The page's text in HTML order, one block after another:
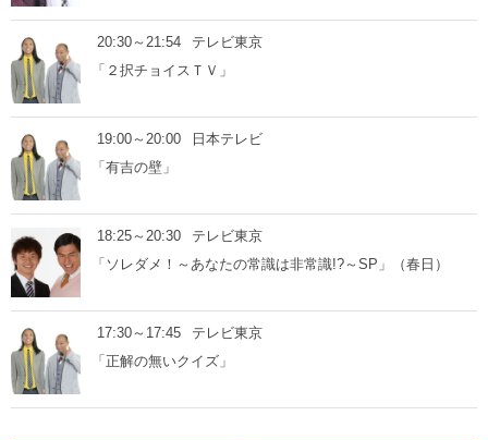
20:30～21:54
テレビ東京
「２択チョイスＴＶ」
19:00～20:00
日本テレビ
「有吉の壁」
18:25～20:30
テレビ東京
「ソレダメ！～あなたの常識は非常識!?～SP」（春日）
17:30～17:45
テレビ東京
「正解の無いクイズ」